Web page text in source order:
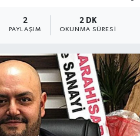
2
PAYLAŞIM
2 DK
OKUNMA SÜRESI